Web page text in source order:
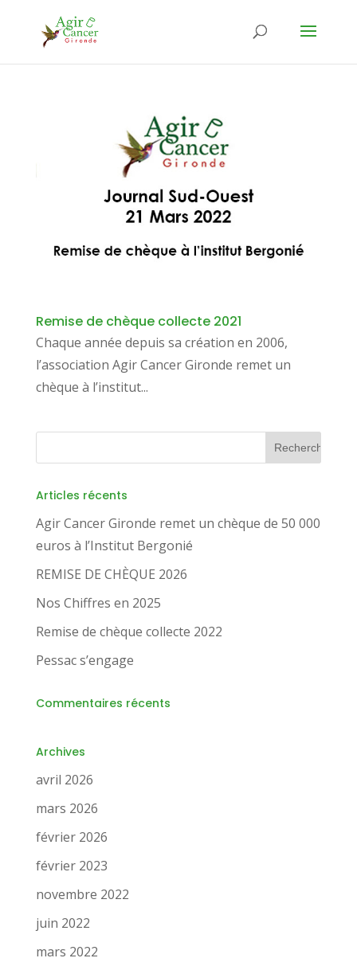
Remise de chèque collecte 2021
Chaque année depuis sa création en 2006,
l’association Agir Cancer Gironde remet un
chèque à l’institut...
Articles récents
Agir Cancer Gironde remet un chèque de 50 000
euros à l’Institut Bergonié
REMISE DE CHÈQUE 2026
Nos Chiffres en 2025
Remise de chèque collecte 2022
Pessac s’engage
Commentaires récents
Archives
avril 2026
mars 2026
février 2026
février 2023
novembre 2022
juin 2022
mars 2022